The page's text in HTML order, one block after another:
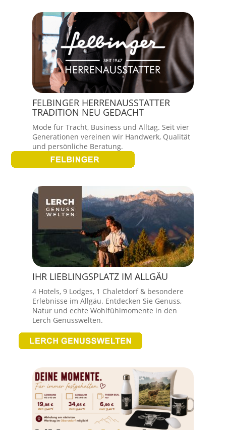
FELBINGER HERRENAUSSTATTER
TRADITION NEU GEDACHT
Mode für Tracht, Business und Alltag. Seit vier
Generationen vereinen wir Handwerk, Qualität
und persönliche Beratung.
IHR LIEBLINGSPLATZ IM ALLGÄU
4 Hotels, 9 Lodges, 1 Chaletdorf & besondere
Erlebnisse im Allgäu. Entdecken Sie Genuss,
Natur und echte Wohlfühlmomente in den
Lerch Genusswelten.